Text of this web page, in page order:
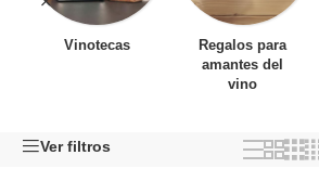
Vinotecas
Regalos para
amantes del
vino
Ver filtros